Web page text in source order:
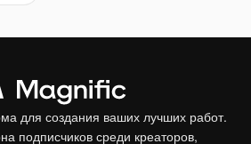
для создания ваших лучших работ.
подписчиков среди креаторов,